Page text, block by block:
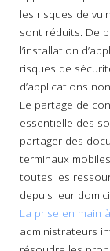
les risques de
sont réduits. De
l’installation
risques de
d’applications
Le partage de
essentielle des
partager des
terminaux
toutes les
depuis leur
La prise en main
administrateurs